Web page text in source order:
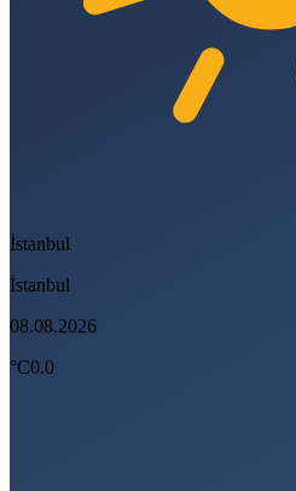
İstanbul
İstanbul
08.08.2026
°C0.0